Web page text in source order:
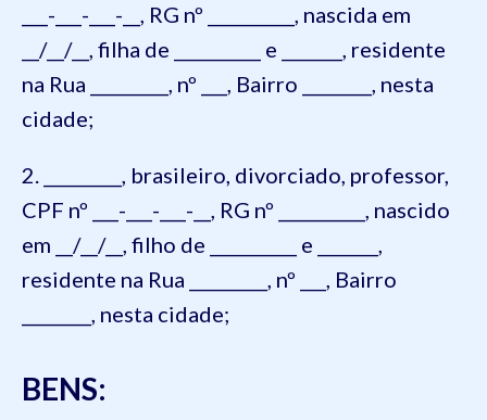
___-___-___-__, RG nº __________, nascida em
__/__/__, filha de __________ e _______, residente
na Rua _________, nº ___, Bairro ________, nesta
cidade;
2. _________, brasileiro, divorciado, professor,
CPF nº ___-___-___-__, RG nº __________, nascido
em __/__/__, filho de __________ e _______,
residente na Rua _________, nº ___, Bairro
________, nesta cidade;
BENS: